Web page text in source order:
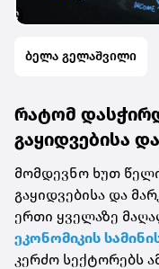
ბელა გელაშვილი
რატომ
გაყიდვებისა
მომდევნო ხუთ
გაყიდვებისა და
ერთი ყველაზე
ეკონომიკის
კერძო სექტორებს